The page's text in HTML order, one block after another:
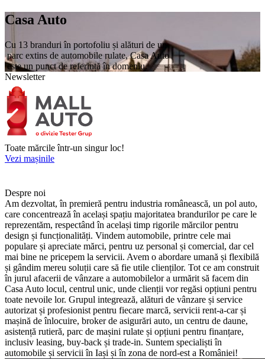
Casa Auto
Cu 13 branduri în portofoliu și alături de un
parc extins de automobile rulate, Casa Auto
este un punct de referință în domeniu.
Newsletter
Toate mărcile într-un singur loc!
Vezi mașinile
Despre noi
Am dezvoltat, în premieră pentru industria românească, un pol auto,
care concentrează în același spațiu majoritatea brandurilor pe care le
reprezentăm, respectând în același timp rigorile mărcilor pentru
design și funcționalități. Vindem automobile, printre cele mai
populare și apreciate mărci, pentru uz personal și comercial, dar cel
mai bine ne pricepem la servicii. Avem o abordare umană și flexibilă
și gândim mereu soluții care să fie utile clienților. Tot ce am construit
în jurul afacerii de vânzare a automobilelor a urmărit să facem din
Casa Auto locul, centrul unic, unde clienții vor regăsi opțiuni pentru
toate nevoile lor. Grupul integrează, alături de vânzare și service
autorizat și profesionist pentru fiecare marcă, servicii rent-a-car și
mașină de înlocuire, broker de asigurări auto, un centru de daune,
asistență rutieră, parc de mașini rulate și opțiuni pentru finanțare,
inclusiv leasing, buy-back și trade-in. Suntem specialiști în
automobile și servicii în Iași și în zona de nord-est a României!